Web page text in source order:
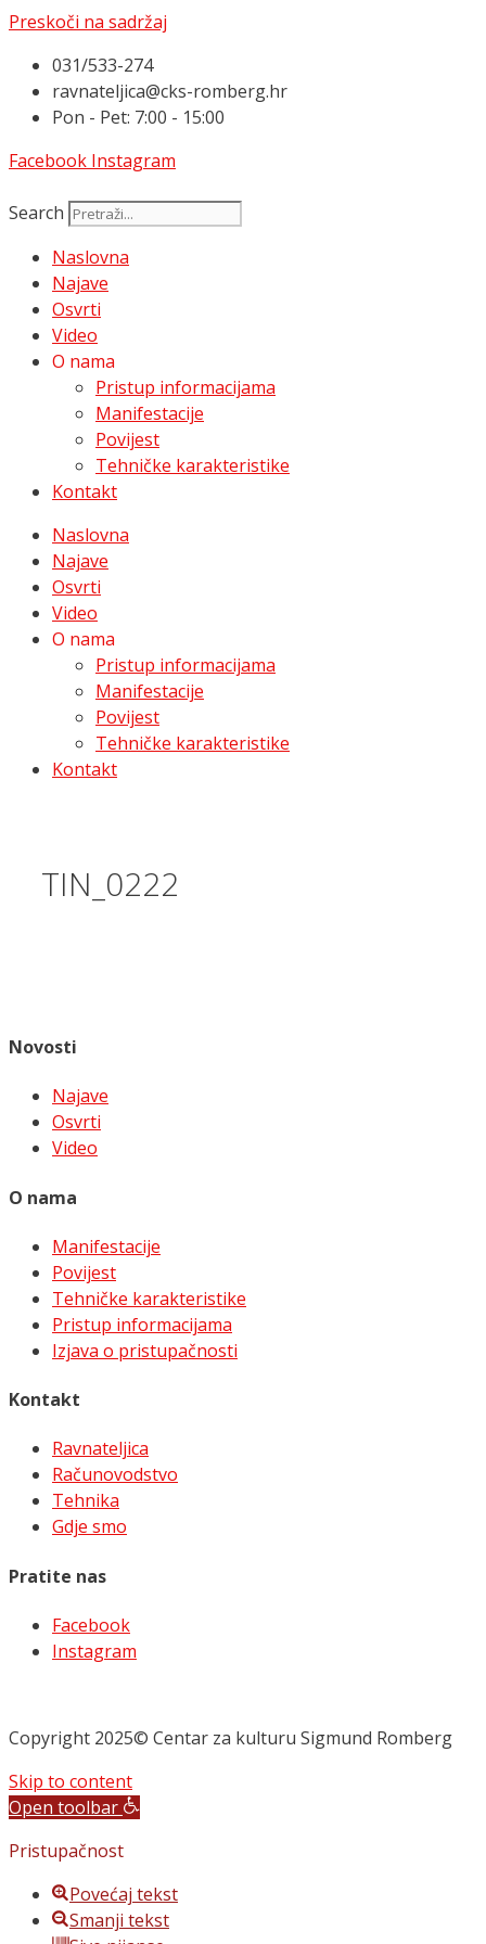
Preskoči na sadržaj
031/533-274
ravnateljica@cks-romberg.hr
Pon - Pet: 7:00 - 15:00
Facebook Instagram
Search
Naslovna
Najave
Osvrti
Video
O nama
Pristup informacijama
Manifestacije
Povijest
Tehničke karakteristike
Kontakt
Naslovna
Najave
Osvrti
Video
O nama
Pristup informacijama
Manifestacije
Povijest
Tehničke karakteristike
Kontakt
TIN_0222
Novosti
Najave
Osvrti
Video
O nama
Manifestacije
Povijest
Tehničke karakteristike
Pristup informacijama
Izjava o pristupačnosti
Kontakt
Ravnateljica
Računovodstvo
Tehnika
Gdje smo
Pratite nas
Facebook
Instagram
Copyright 2025© Centar za kulturu Sigmund Romberg
Skip to content
Open toolbar
Pristupačnost
Povećaj tekst
Smanji tekst